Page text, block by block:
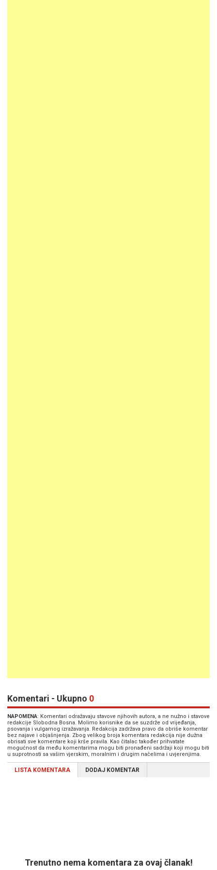
Komentari - Ukupno 0
NAPOMENA: Komentari odražavaju stavove njihovih autora, a ne nužno i stavove
redakcije Slobodna Bosna. Molimo korisnike da se suzdrže od vrijeđanja,
psovanja i vulgarnog izražavanja. Redakcija zadržava pravo da obriše komentar
bez najave i objašnjenja. Zbog velikog broja komentara redakcija nije dužna
obrisati sve komentare koji krše pravila. Kao čitalac također prihvatate
mogućnost da među komentarima mogu biti pronađeni sadržaji koji mogu biti
u suprotnosti sa vašim vjerskim, moralnim i drugim načelima i uvjerenjima.
LISTA KOMENTARA DODAJ KOMENTAR
Trenutno nema komentara za ovaj članak!